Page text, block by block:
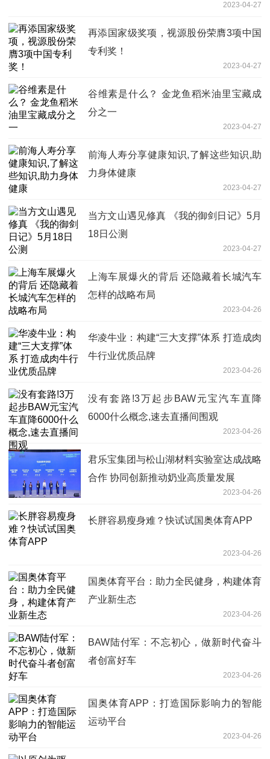
2023-04-27
再添国家级奖项，视源股份荣膺3项中国
专利奖！
2023-04-27
谷维素是什么？ 金龙鱼稻米油里宝藏成
分之一
2023-04-27
前海人寿分享健康知识,了解这些知识,助
力身体健康
2023-04-27
当方文山遇见修真 《我的御剑日记》5月
18日公测
2023-04-27
上海车展爆火的背后 还隐藏着长城汽车
怎样的战略布局
2023-04-26
华凌牛业：构建“三大支撑”体系 打造成肉
牛行业优质品牌
2023-04-26
没有套路!3万起步BAW元宝汽车直降
6000什么概念,速去直播间围观
2023-04-26
君乐宝集团与松山湖材料实验室达成战略
合作 协同创新推动奶业高质量发展
2023-04-26
长胖容易瘦身难？快试试国奥体育APP
2023-04-26
国奥体育平台：助力全民健身，构建体育
产业新生态
2023-04-26
BAW陆付军：不忘初心，做新时代奋斗
者创富好车
2023-04-26
国奥体育APP：打造国际影响力的智能
运动平台
2023-04-26